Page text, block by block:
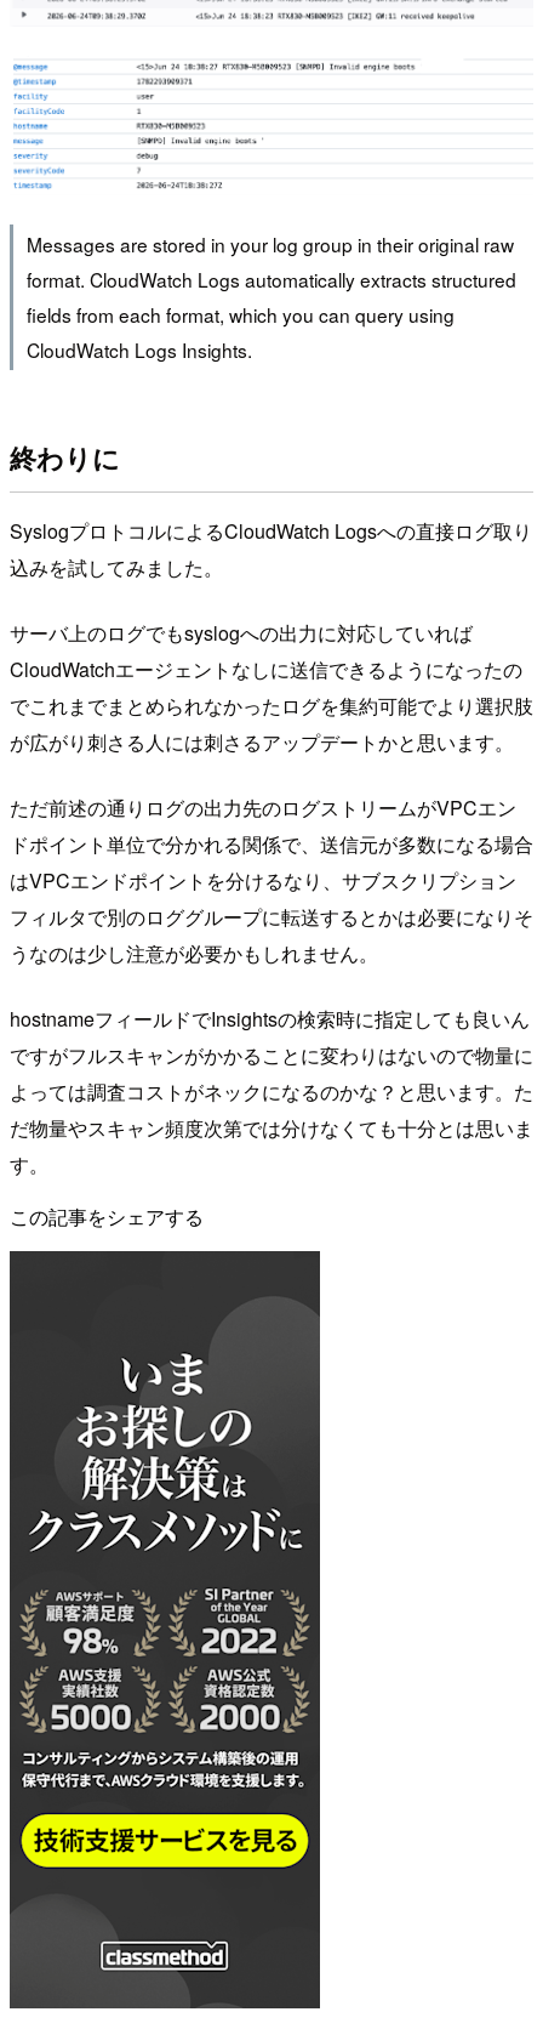
Messages are stored in your log group in their original raw
format. CloudWatch Logs automatically extracts structured
fields from each format, which you can query using
CloudWatch Logs Insights.
終わりに
SyslogプロトコルによるCloudWatch Logsへの直接ログ取り
込みを試してみました。
サーバ上のログでもsyslogへの出力に対応していれば
CloudWatchエージェントなしに送信できるようになったの
でこれまでまとめられなかったログを集約可能でより選択肢
が広がり刺さる人には刺さるアップデートかと思います。
ただ前述の通りログの出力先のログストリームがVPCエン
ドポイント単位で分かれる関係で、送信元が多数になる場合
はVPCエンドポイントを分けるなり、サブスクリプション
フィルタで別のロググループに転送するとかは必要になりそ
うなのは少し注意が必要かもしれません。
hostnameフィールドでInsightsの検索時に指定しても良いん
ですがフルスキャンがかかることに変わりはないので物量に
よっては調査コストがネックになるのかな？と思います。た
だ物量やスキャン頻度次第では分けなくても十分とは思いま
す。
この記事をシェアする